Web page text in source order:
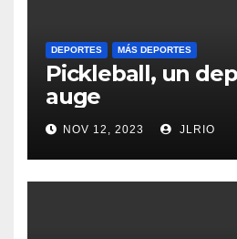
DEPORTES MÁS DEPORTES
Pickleball, un
auge
NOV 12, 2023 JLRIO